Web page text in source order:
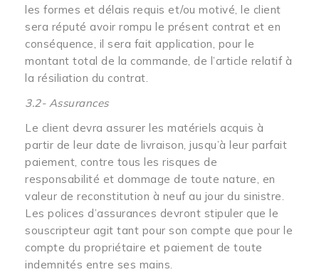
les formes et délais requis et/ou motivé, le client
sera réputé avoir rompu le présent contrat et en
conséquence, il sera fait application, pour le
montant total de la commande, de l’article relatif à
la résiliation du contrat.
3.2- Assurances
Le client devra assurer les matériels acquis à
partir de leur date de livraison, jusqu’à leur parfait
paiement, contre tous les risques de
responsabilité et dommage de toute nature, en
valeur de reconstitution à neuf au jour du sinistre.
Les polices d’assurances devront stipuler que le
souscripteur agit tant pour son compte que pour le
compte du propriétaire et paiement de toute
indemnités entre ses mains.